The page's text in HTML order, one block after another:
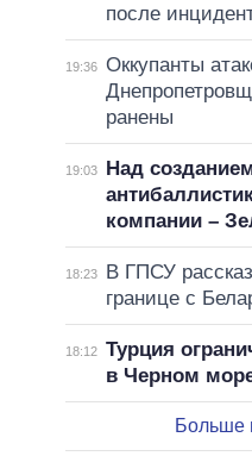
после
19:36 Оккупанты
ранены
19:03
Над
компании –
18:23
В ГПСУ
границе с
18:12 Турция
в Черном
Больше